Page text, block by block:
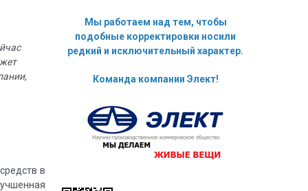
в
Мы работаем над тем, чтобы
подобные корректировки носили
редкий и исключительный характер.
Команда компании Элект!